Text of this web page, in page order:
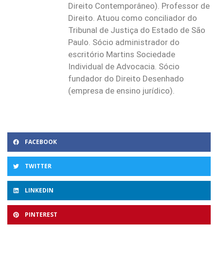
Direito Contemporâneo). Professor de
Direito. Atuou como conciliador do
Tribunal de Justiça do Estado de São
Paulo. Sócio administrador do
escritório Martins Sociedade
Individual de Advocacia. Sócio
fundador do Direito Desenhado
(empresa de ensino jurídico).
FACEBOOK
TWITTER
LINKEDIN
PINTEREST